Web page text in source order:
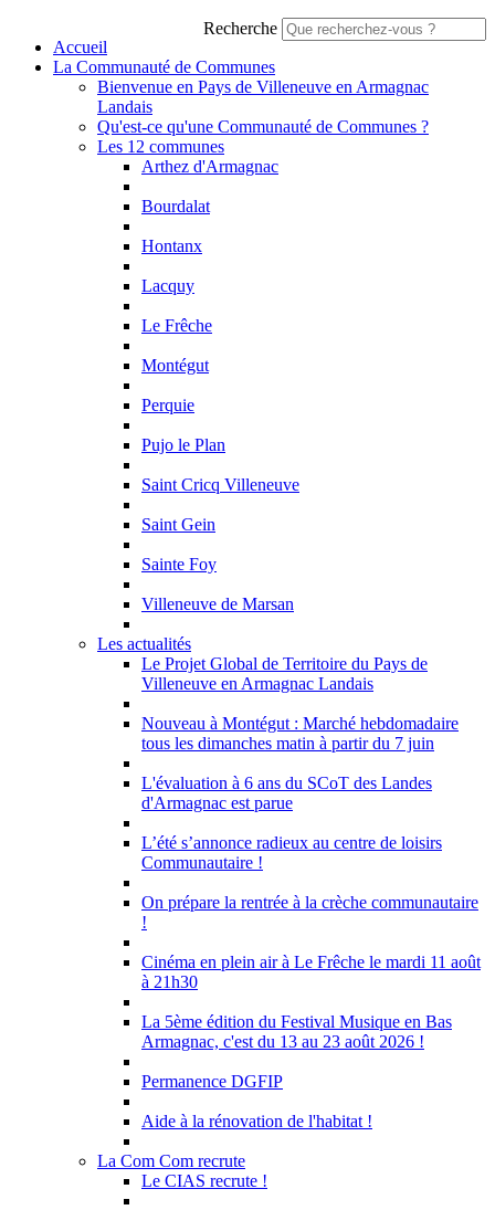
Recherche
Accueil
La Communauté de Communes
Bienvenue en Pays de Villeneuve en Armagnac
Landais
Qu'est-ce qu'une Communauté de Communes ?
Les 12 communes
Arthez d'Armagnac
Bourdalat
Hontanx
Lacquy
Le Frêche
Montégut
Perquie
Pujo le Plan
Saint Cricq Villeneuve
Saint Gein
Sainte Foy
Villeneuve de Marsan
Les actualités
Le Projet Global de Territoire du Pays de
Villeneuve en Armagnac Landais
Nouveau à Montégut : Marché hebdomadaire
tous les dimanches matin à partir du 7 juin
L'évaluation à 6 ans du SCoT des Landes
d'Armagnac est parue
L’été s’annonce radieux au centre de loisirs
Communautaire !
On prépare la rentrée à la crèche communautaire
!
Cinéma en plein air à Le Frêche le mardi 11 août
à 21h30
La 5ème édition du Festival Musique en Bas
Armagnac, c'est du 13 au 23 août 2026 !
Permanence DGFIP
Aide à la rénovation de l'habitat !
La Com Com recrute
Le CIAS recrute !